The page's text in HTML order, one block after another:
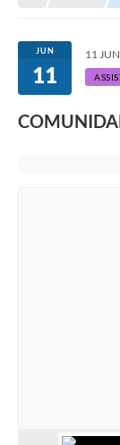
JUN
11
11